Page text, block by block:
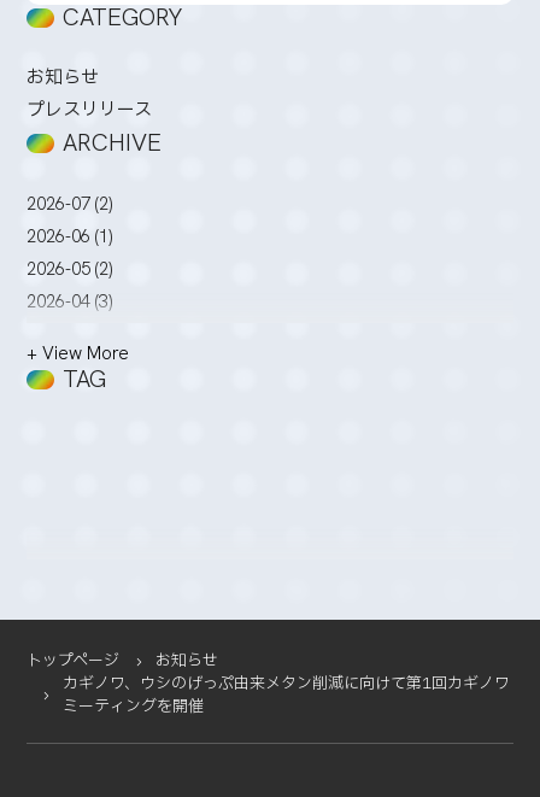
CATEGORY
お知らせ
プレスリリース
ARCHIVE
2026-07 (2)
2026-06 (1)
2026-05 (2)
2026-04 (3)
2026-02 (3)
2025-06 (2)
2025-05 (1)
2025-04 (11)
+ View More
TAG
トップページ
お知らせ
カギノワ、ウシのげっぷ由来メタン削減に向けて第1回カギノワ
ミーティングを開催